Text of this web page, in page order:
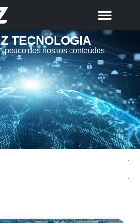
TECNOLOGIA
pouco dos nossos conteúdos